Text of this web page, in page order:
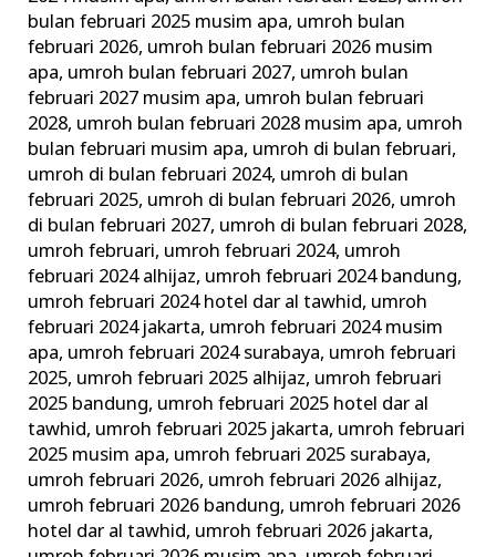
bulan februari 2025 musim apa, umroh bulan
februari 2026, umroh bulan februari 2026 musim
apa, umroh bulan februari 2027, umroh bulan
februari 2027 musim apa, umroh bulan februari
2028, umroh bulan februari 2028 musim apa, umroh
bulan februari musim apa, umroh di bulan februari,
umroh di bulan februari 2024, umroh di bulan
februari 2025, umroh di bulan februari 2026, umroh
di bulan februari 2027, umroh di bulan februari 2028,
umroh februari, umroh februari 2024, umroh
februari 2024 alhijaz, umroh februari 2024 bandung,
umroh februari 2024 hotel dar al tawhid, umroh
februari 2024 jakarta, umroh februari 2024 musim
apa, umroh februari 2024 surabaya, umroh februari
2025, umroh februari 2025 alhijaz, umroh februari
2025 bandung, umroh februari 2025 hotel dar al
tawhid, umroh februari 2025 jakarta, umroh februari
2025 musim apa, umroh februari 2025 surabaya,
umroh februari 2026, umroh februari 2026 alhijaz,
umroh februari 2026 bandung, umroh februari 2026
hotel dar al tawhid, umroh februari 2026 jakarta,